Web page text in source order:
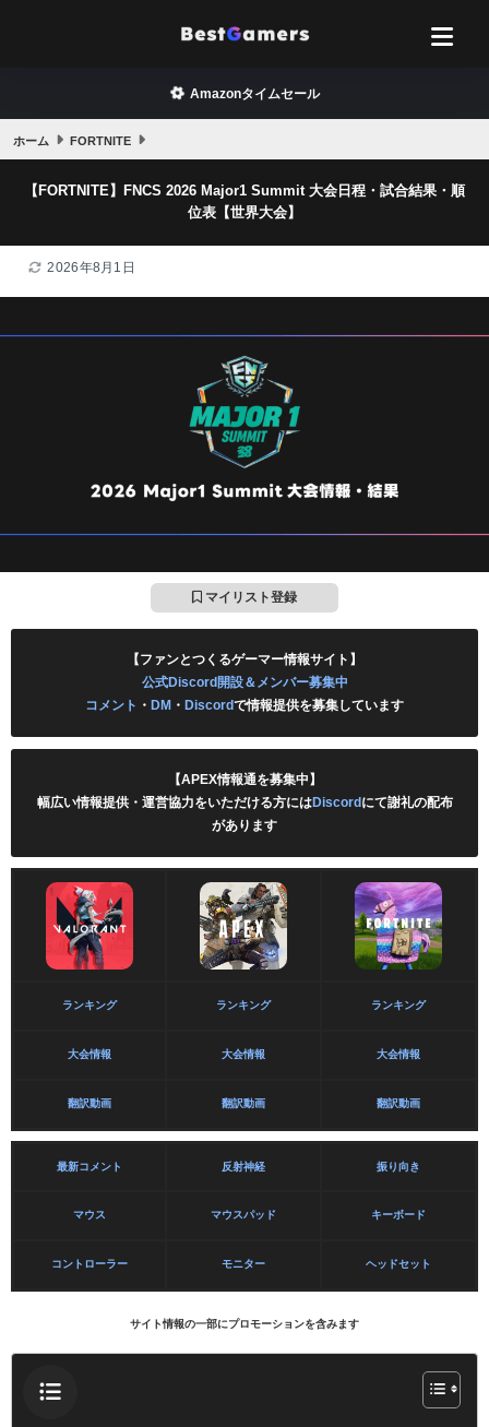
Amazonタイムセール
ホーム FORTNITE
【FORTNITE】FNCS 2026 Major1 Summit 大会日程・試合結果・順
位表【世界大会】
2026年8月1日
マイリスト登録
【ファンとつくるゲーマー情報サイト】
公式Discord開設＆メンバー募集中
コメント ・ DM ・ Discordで情報提供を募集しています
【APEX情報通を募集中】
幅広い情報提供・運営協力をいただける方にはDiscordにて謝礼の配布
があります
ランキング ランキング ランキング
大会情報 大会情報 大会情報
翻訳動画 翻訳動画 翻訳動画
最新コメント 反射神経 振り向き
マウス マウスパッド キーボード
コントローラー モニター ヘッドセット
サイト情報の一部にプロモーションを含みます